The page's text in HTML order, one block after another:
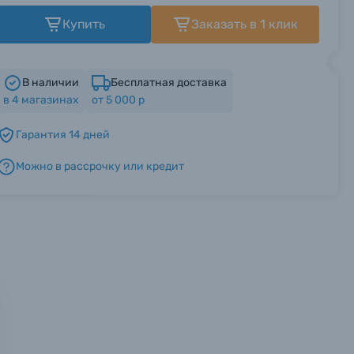
с
Купить Заказать в 1 клик
В наличии
в 4 магазинах
Бесплатная доставка
от 5 000 р
Гарантия 14 дней
Можно в рассрочку или кредит